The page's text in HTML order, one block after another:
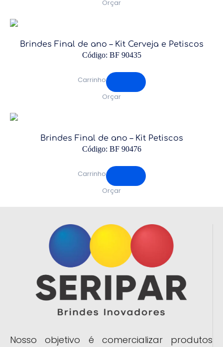
Orçar
Brindes Final de ano – Kit Cerveja e Petiscos
Código: BF 90435
Carrinho
Orçar
Brindes Final de ano – Kit Petiscos
Código: BF 90476
Carrinho
Orçar
Nosso objetivo é comercializar produtos